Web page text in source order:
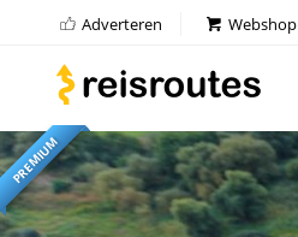
Adverteren Webshop
PREMIUM